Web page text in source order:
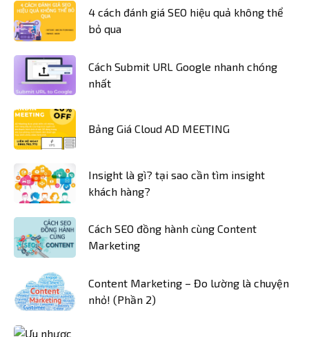
4 cách đánh giá SEO hiệu quả không thể
bỏ qua
Cách Submit URL Google nhanh chóng
nhất
Bảng Giá Cloud AD MEETING
Insight là gì? tại sao cần tìm insight
khách hàng?
Cách SEO đồng hành cùng Content
Marketing
Content Marketing – Đo lường là chuyện
nhỏ! (Phần 2)